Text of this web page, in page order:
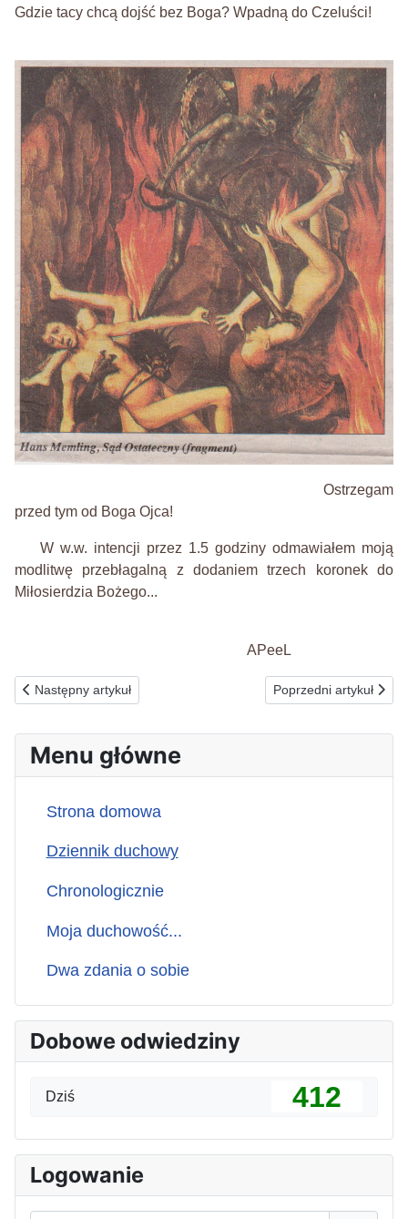
Gdzie tacy chcą dojść bez Boga? Wpadną do Czeluści!
Ostrzegam
przed tym od Boga Ojca!
W w.w. intencji przez 1.5 godziny odmawiałem moją
modlitwę przebłagalną z dodaniem trzech koronek do
Miłosierdzia Bożego...
APeeL
Poprzednia strona: 20.05.2026(ś) ZA ZNIENAWIDZONYCH,
Następny artykuł Następna strona:
Poprzedni artykuł
Menu główne
Strona domowa
Dziennik duchowy
Chronologicznie
Moja duchowość...
Dwa zdania o sobie
Dobowe odwiedziny
Dziś 412
Logowanie